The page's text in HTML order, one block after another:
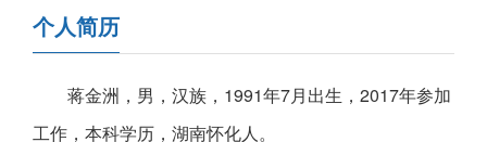
个人简历
蒋金洲，男，汉族，1991年7月出生，2017年参加
工作，本科学历，湖南怀化人。